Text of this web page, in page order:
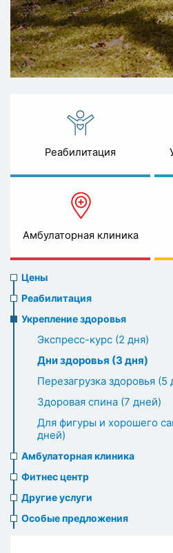
Реабилитация
Амбулаторная клиника
Prices
menu
Цены
Реабилитация
Укрепление здоровья
Экспресс-курс (2 дня)
Дни здоровья (3 дня)
Перезагрузка здоровья (5
Здоровая спина (7 дней)
Для фигуры и хорошего
дней)
Амбулаторная клиника
Фитнес центр
Другие услуги
Особые предложения